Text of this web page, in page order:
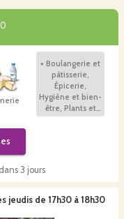
+ Boulangerie et
pâtisserie,
Épicerie,
Hygiène et bien-
être, Plants et
autres
3 jours
jeudis de 17h30 à 18h30